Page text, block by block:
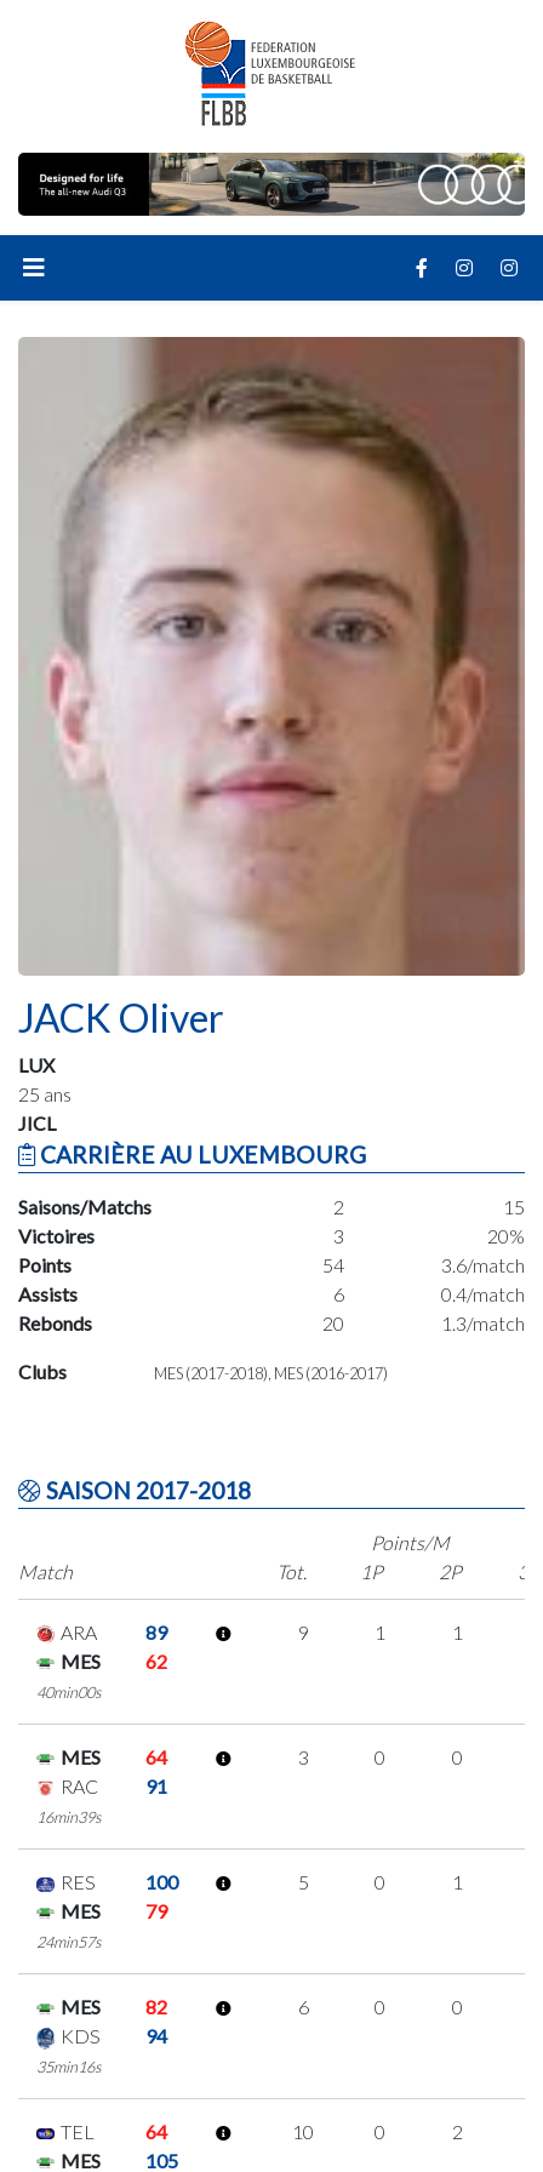
JACK Oliver
LUX
25 ans
JICL
CARRIÈRE AU LUXEMBOURG
Saisons/Matchs 2
15
Victoires
3
20%
Points
54
3.6/match
Assists
6
0.4/match
Rebonds
20 1.3/match
Clubs MES (2017-2018), MES (2016-2017)
SAISON 2017-2018
Match
Points/M
Tot.
1P 2P 3P
ARA
89
MES
62
40min00s
9 1 1
MES
64
RAC
91
16min39s
3 0 0
RES
100
MES
79
24min57s
5 0 1
MES
82
KDS
94
35min16s
6 0 0
TEL
64
MES
105
10 0 2